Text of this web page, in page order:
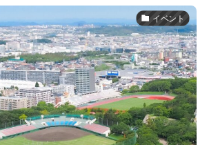
イベント